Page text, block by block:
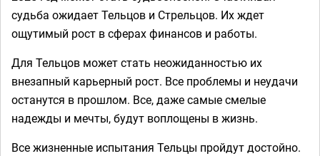
судьба ожидает Тельцов и Стрельцов. Их ждет
ощутимый рост в сферах финансов и работы.
Для Тельцов может стать неожиданностью их
внезапный карьерный рост. Все проблемы и неудачи
останутся в прошлом. Все, даже самые смелые
надежды и мечты, будут воплощены в жизнь.
Все жизненные испытания Тельцы пройдут достойно.